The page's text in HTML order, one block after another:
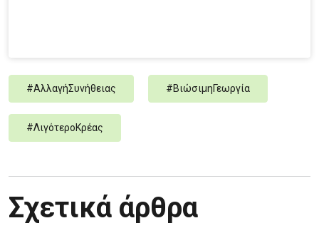
#ΑλλαγήΣυνήθειας #ΒιώσιμηΓεωργία
#ΛιγότεροΚρέας
Σχετικά άρθρα